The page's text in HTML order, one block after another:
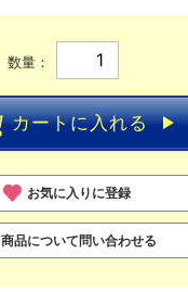
数量：
カートに入れる
お気に入りに登録
商品について問い合わせる